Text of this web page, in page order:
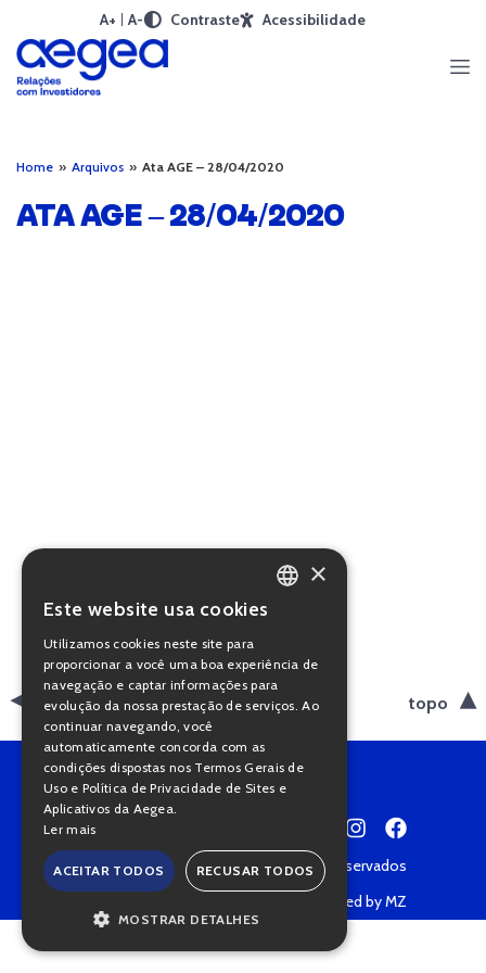
A+ A- Contraste Acessibilidade
Home » Arquivos » Ata AGE – 28/04/2020
ATA AGE – 28/04/2020
voltar topo
Copyright © 2022 • Todos os direitos reservados
Powered by MZ
PORTUGUESE
×
Este website usa cookies
Utilizamos cookies neste site para
proporcionar a você uma boa experiência de
navegação e captar informações para
evolução da nossa prestação de serviços. Ao
continuar navegando, você
automaticamente concorda com as
condições dispostas nos Termos Gerais de
Uso e Política de Privacidade de Sites e
Aplicativos da Aegea.
Ler mais
ACEITAR TODOS RECUSAR TODOS
MOSTRAR DETALHES